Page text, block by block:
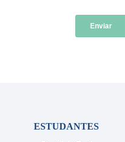
ESTUDANTES